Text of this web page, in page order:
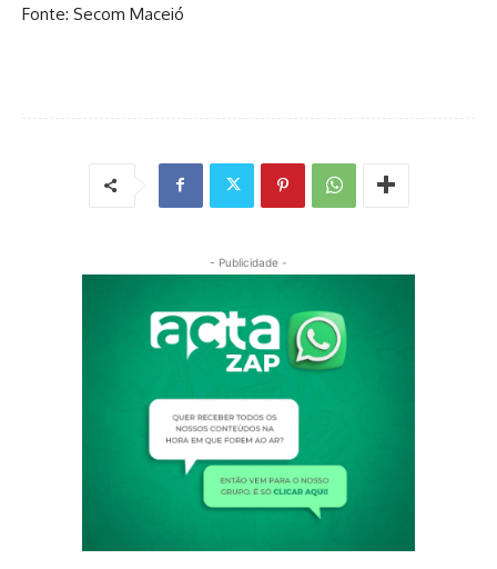
Fonte: Secom Maceió
- Publicidade -